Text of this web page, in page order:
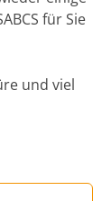
für Sie
und viel